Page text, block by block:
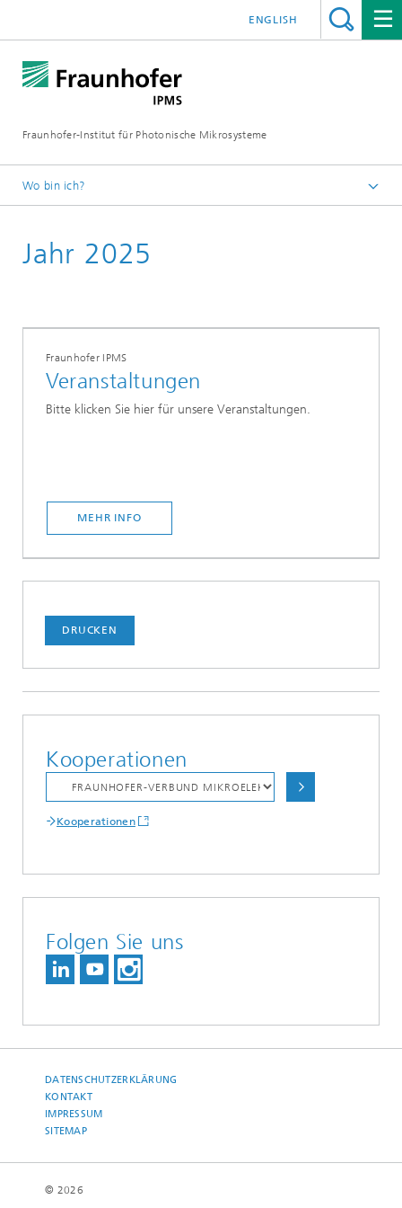
Fraunhofer-Institut für Photonische Mikrosysteme
ENGLISH
Wo bin ich?
Veranstaltungen
Jahr 2025
Fraunhofer IPMS
Veranstaltungen
Bitte klicken Sie hier für unsere Veranstaltungen.
MEHR INFO
DRUCKEN
Kooperationen
Kooperationen
Folgen Sie uns
DATENSCHUTZERKLÄRUNG
KONTAKT
IMPRESSUM
SITEMAP
© 2026